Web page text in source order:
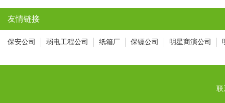
友情链接
保安公司 弱电工程公司 纸箱厂 保镖公司 明星商演公司
联